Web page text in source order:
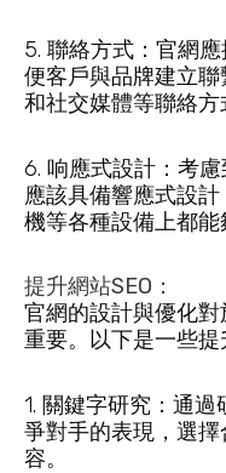
5. 聯絡方式：官網
便客戶與品牌建立
和社交媒體等聯絡方
6. 响應式設計：考
應該具備響應式設
機等各種設備上都能
提升網站SEO：
官網的設計與優化
重要。以下是一些提
1. 關鍵字研究：通
爭對手的表現，選
容。